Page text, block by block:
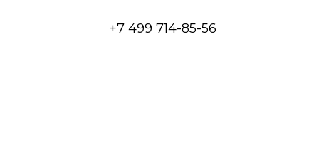
+7 499 714-85-56